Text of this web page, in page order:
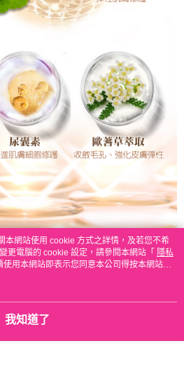
本網站使用 cookie 方式之詳情，及若您不希
更電腦的 cookie 設定，請參閱本網站「 隱私
使用本網站即表示您同意本公司得按本網站使
我知道了